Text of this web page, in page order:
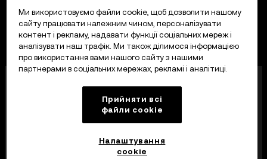
назвою OKX, тепер є криптоактивною торгівельною
платформою, авторизованою Управлінням
фінансових послуг Мальти (MFSA) як постачальник
криптоактивних послуг відповідно до статті 28
Закону про криптоактиви (розділ 647
Законодавства Мальти).
Ми використовуємо файли cookie, щоб дозволити нашому
сайту працювати належним чином, персоналізувати
контент і рекламу, надавати функції соціальних мереж і
аналізувати наш трафік. Ми також ділимося інформацією
про використання вами нашого сайту з нашими
партнерами в соціальних мережах, рекламі і аналітиці.
Прийняти всі
файли сookie
Налаштування
cookie